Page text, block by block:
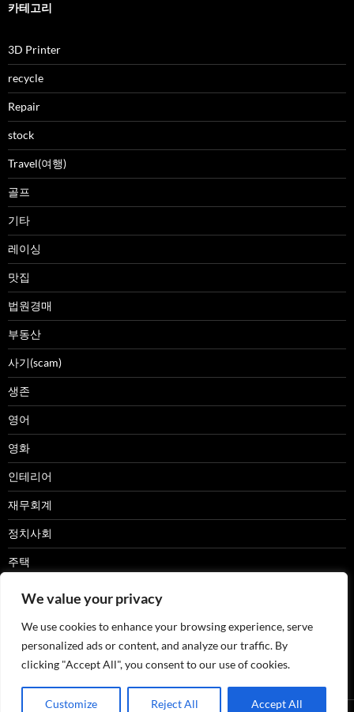
We value your privacy
We use cookies to enhance your browsing experience, serve
personalized ads or content, and analyze our traffic. By
clicking "Accept All", you consent to our use of cookies.
Customize Reject All Accept All
카테고리
3D Printer
recycle
Repair
stock
Travel(여행)
골프
기타
레이싱
맛집
법원경매
부동산
사기(scam)
생존
영어
영화
인테리어
재무회계
정치사회
주택
한글